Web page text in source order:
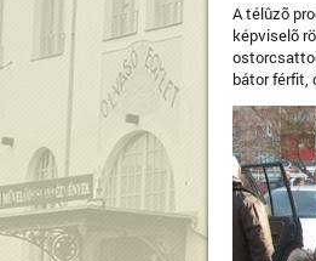
A télûzõ
képviselõ
bátor férfit,